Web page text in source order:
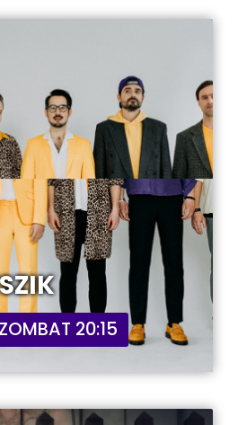
20:15